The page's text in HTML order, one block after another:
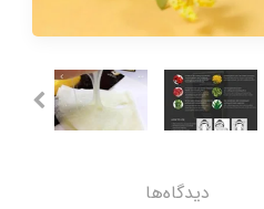
دیدگاه‌ها